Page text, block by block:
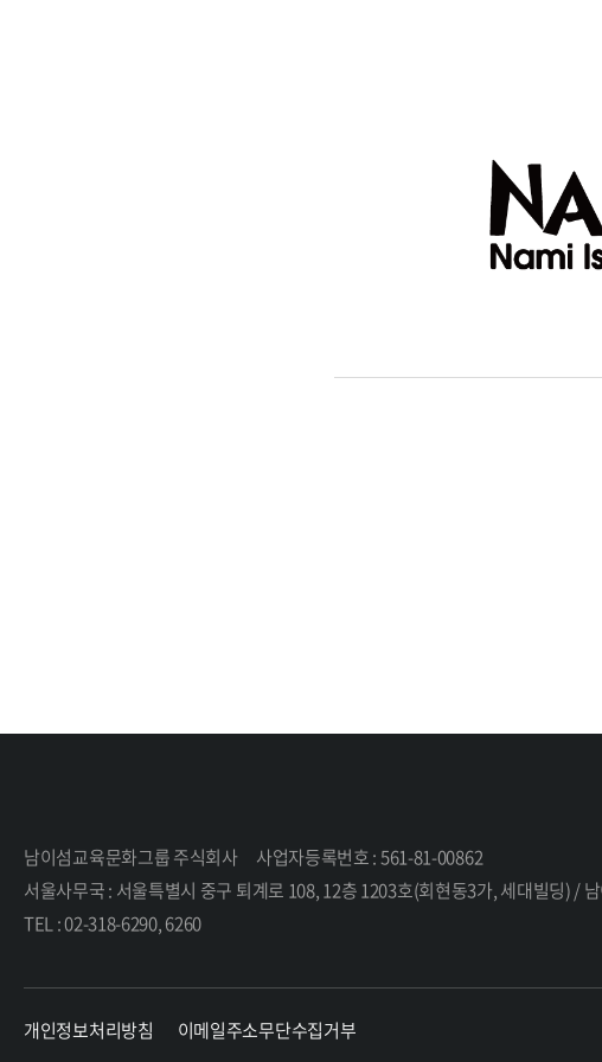
남이섬교육문화그룹 주식회사
사업자등록번호 : 561-81-00862
서울사무국 : 서울특별시 중구 퇴계로 108, 12층 1203호(회현동3가, 세대빌딩) /
TEL : 02-318-6290, 6260
개인정보처리방침 이메일주소무단수집거부